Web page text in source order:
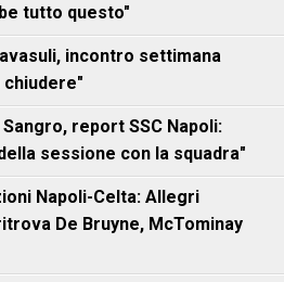
tutto questo"
incontro settimana
report SSC Napoli:
sessione con la squadra"
Napoli-Celta: Allegri
De Bruyne, McTominay